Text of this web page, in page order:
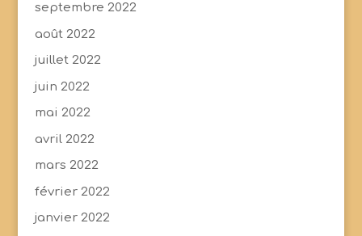
septembre 2022
août 2022
juillet 2022
juin 2022
mai 2022
avril 2022
mars 2022
février 2022
janvier 2022